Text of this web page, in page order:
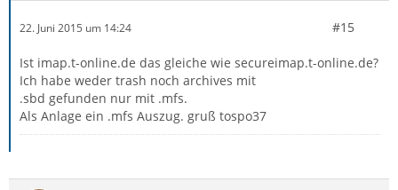
22. Juni 2015 um 14:24 #15
Ist imap.t-online.de das gleiche wie secureimap.t-online.de?
Ich habe weder trash noch archives mit
.sbd gefunden nur mit .mfs.
Als Anlage ein .mfs Auszug. gruß tospo37